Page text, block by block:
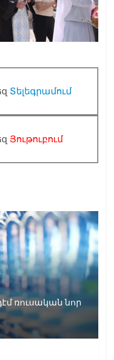
Տելեգրամում
Յութուբում
ռուսական նոր